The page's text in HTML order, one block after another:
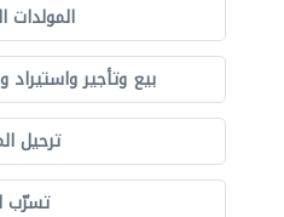
المولدات
بيع وتأجير واستيراد
ترحيل
تسرّب